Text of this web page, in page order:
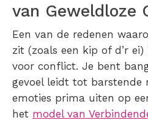
van Geweldloze
Een van de redenen
zit (zoals een kip of d’r
voor conflict. Je bent
gevoel leidt tot barstende
emoties prima uiten op
het model van